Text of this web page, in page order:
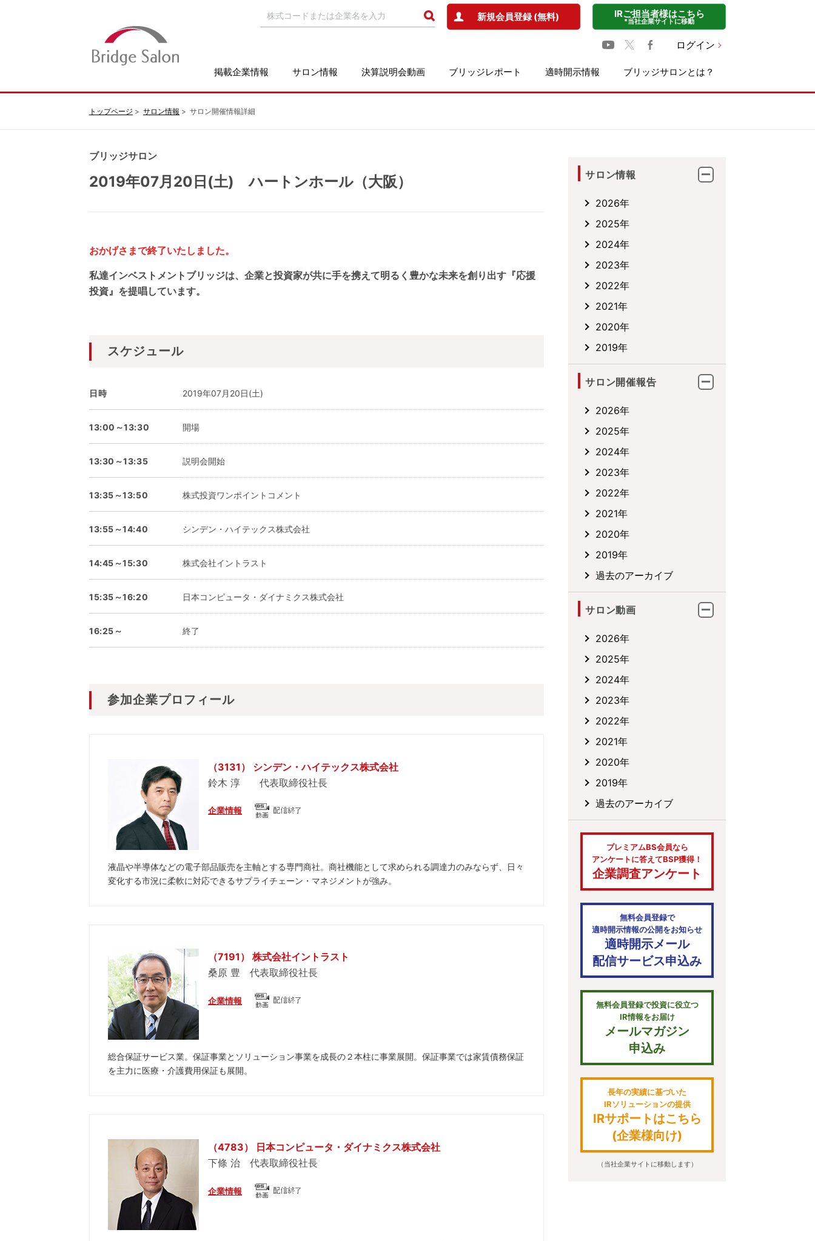
新規会員登録 (無料) IRご担当者様はこちら
*当社企業サイトに移動
ログイン
掲載企業情報 サロン情報 決算説明会動画 ブリッジレポート 適時開示情報 ブリッジサロンとは？
トップページ サロン情報 サロン開催情報詳細
ブリッジサロン
2019年07月20日(土) ハートンホール（大阪）
おかげさまで終了いたしました。
私達インベストメントブリッジは、企業と投資家が共に手を携えて明るく豊かな未来を創り出す『応援
投資』を提唱しています。
スケジュール
日時 2019年07月20日(土)
13:00～13:30 開場
13:30～13:35 説明会開始
13:35～13:50 株式投資ワンポイントコメント
13:55～14:40 シンデン・ハイテックス株式会社
14:45～15:30 株式会社イントラスト
15:35～16:20 日本コンピュータ・ダイナミクス株式会社
16:25～ 終了
参加企業プロフィール
（3131） シンデン・ハイテックス株式会社
鈴木 淳 代表取締役社長
企業情報
液晶や半導体などの電子部品販売を主軸とする専門商社。商社機能として求められる調達力のみならず、日々
変化する市況に柔軟に対応できるサプライチェーン・マネジメントが強み。
（7191） 株式会社イントラスト
桑原 豊 代表取締役社長
企業情報
総合保証サービス業。保証事業とソリューション事業を成長の２本柱に事業展開。保証事業では家賃債務保証
を主力に医療・介護費用保証も展開。
（4783） 日本コンピュータ・ダイナミクス株式会社
下條 治 代表取締役社長
企業情報
サロン情報
2026年
2025年
2024年
2023年
2022年
2021年
2020年
2019年
サロン開催報告
2026年
2025年
2024年
2023年
2022年
2021年
2020年
2019年
過去のアーカイブ
サロン動画
2026年
2025年
2024年
2023年
2022年
2021年
2020年
2019年
過去のアーカイブ
プレミアムBS会員なら
アンケートに答えてBSP獲得！
企業調査アンケート
無料会員登録で
適時開示情報の公開をお知らせ
適時開示メール
配信サービス申込み
無料会員登録で投資に役立つ
IR情報をお届け
メールマガジン
申込み
長年の実績に基づいた
IRソリューションの提供
IRサポートはこちら
(企業様向け)
（当社企業サイトに移動します）